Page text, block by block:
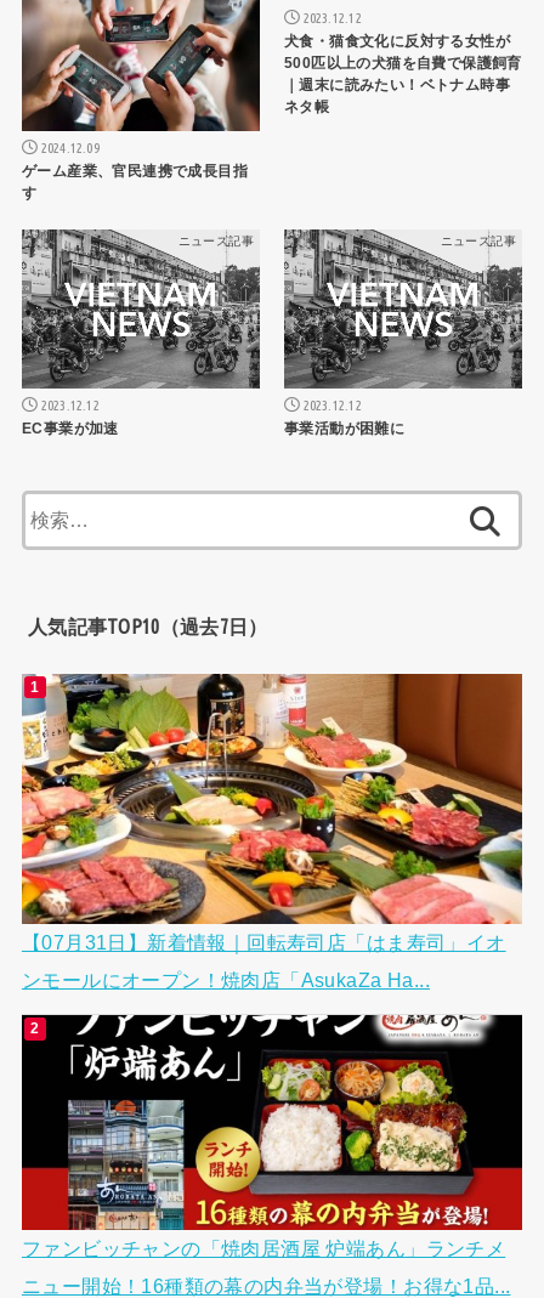
2024.12.09
ゲーム産業、官民連携で成長目指
す
2023.12.12
犬食・猫食文化に反対する女性が
500匹以上の犬猫を自費で保護飼育
｜週末に読みたい！ベトナム時事
ネタ帳
ニュース記事
2023.12.12
EC事業が加速
ニュース記事
2023.12.12
事業活動が困難に
索:
人気記事TOP10（過去7日）
【07月31日】新着情報｜回転寿司店「はま寿司」イオ
ンモールにオープン！焼肉店「AsukaZa Ha...
ファンビッチャンの「焼肉居酒屋 炉端あん」ランチメ
ニュー開始！16種類の幕の内弁当が登場！お得な1品...